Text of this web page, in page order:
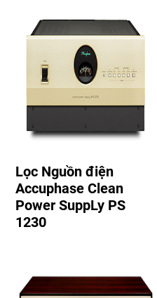
Lọc Nguồn điện
Accuphase Clean
Power SuppLy PS
1230